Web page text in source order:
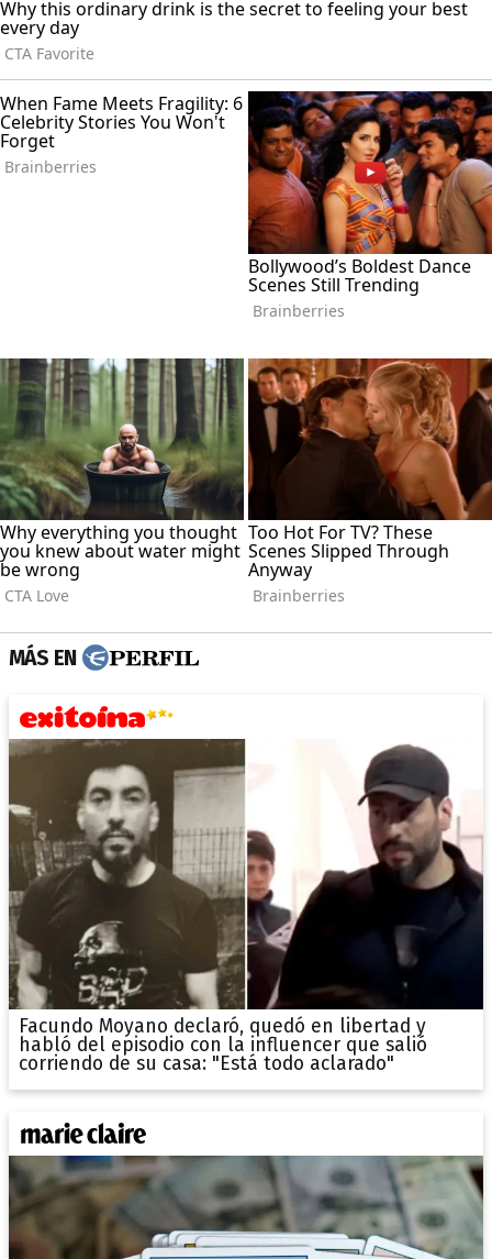
MÁS EN
Facundo Moyano declaró, quedó en libertad y
habló del episodio con la influencer que salió
corriendo de su casa: "Está todo aclarado"